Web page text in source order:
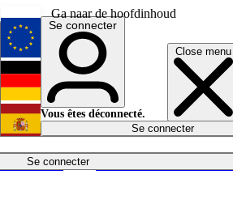
Ga naar de hoofdinhoud
Close menu
Se connecter
Économie
English
Deutsch
Español
Se connecter
Vous êtes déconnecté.
Se connecter